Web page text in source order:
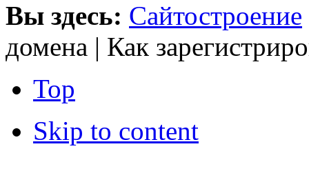
Вы здесь: Сайтостроение
домена | Как
Top
Skip to content